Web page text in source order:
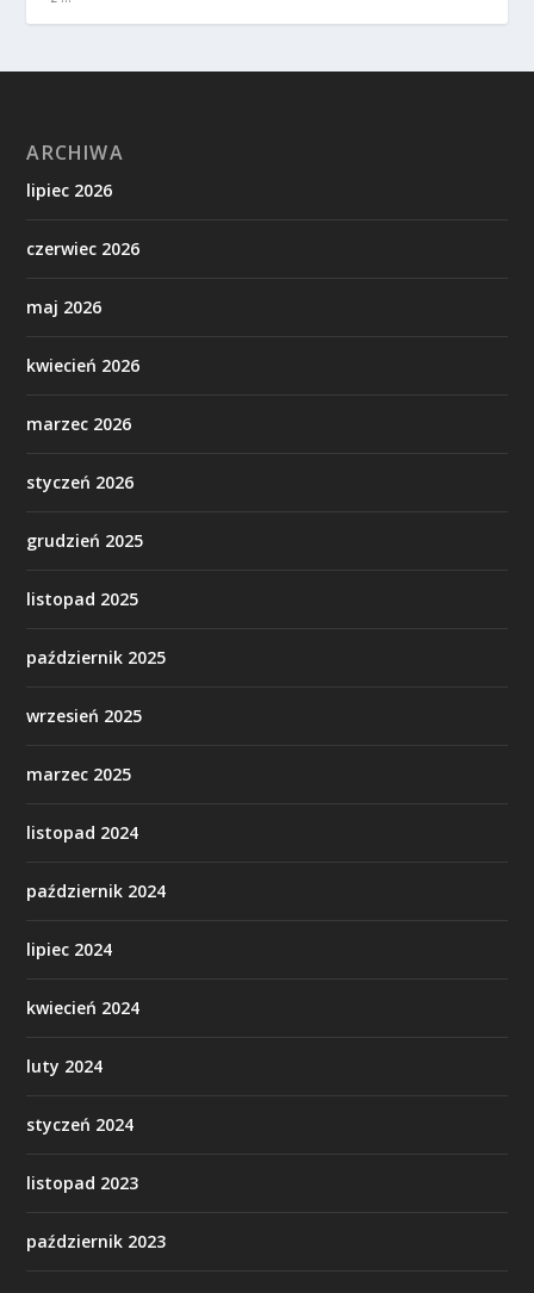
ARCHIWA
lipiec 2026
czerwiec 2026
maj 2026
kwiecień 2026
marzec 2026
styczeń 2026
grudzień 2025
listopad 2025
październik 2025
wrzesień 2025
marzec 2025
listopad 2024
październik 2024
lipiec 2024
kwiecień 2024
luty 2024
styczeń 2024
listopad 2023
październik 2023